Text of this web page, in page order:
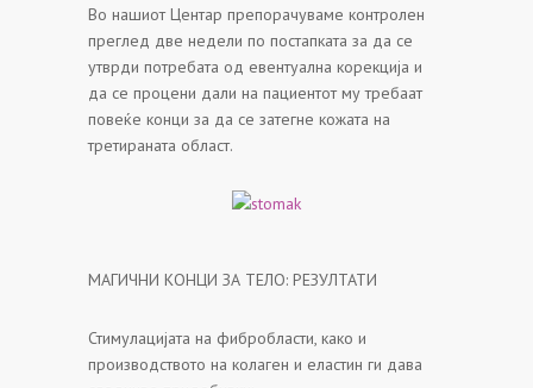
Во нашиот Центар препорачуваме контролен
преглед две недели по постапката за да се
утврди потребата од евентуална корекција и
да се процени дали на пациентот му требаат
повеќе конци за да се затегне кожата на
третираната област.
МАГИЧНИ КОНЦИ ЗА ТЕЛО: РЕЗУЛТАТИ
Стимулацијата на фибробласти, како и
производството на колаген и еластин ги дава